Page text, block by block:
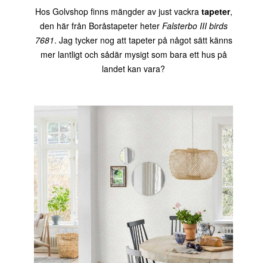
Hos Golvshop finns mängder av just vackra tapeter,
den här från Boråstapeter heter Falsterbo III birds
7681. Jag tycker nog att tapeter på något sätt känns
mer lantligt och sådär mysigt som bara ett hus på
landet kan vara?